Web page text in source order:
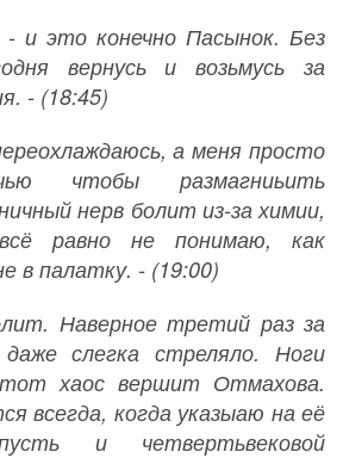
- и это конечно Пасынок. Без
вернусь и возьмусь за
- (18:45)
а меня просто
чтобы размагниьить
нерв болит из-за химии,
равно не понимаю, как
в палатку. - (19:00)
Наверное третий раз за
слегка стреляло. Ноги
хаос вершит Отмахова.
всегда, когда указыаю на её
и четвертьвековой